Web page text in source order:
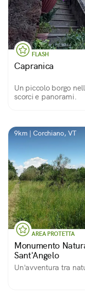
FLASH
Capranica
Un piccolo borgo
scorci e panorami.
9km | Corchiano, VT
AREA PROTETTA
Monumento
Sant'Angelo
Un'avventura tra